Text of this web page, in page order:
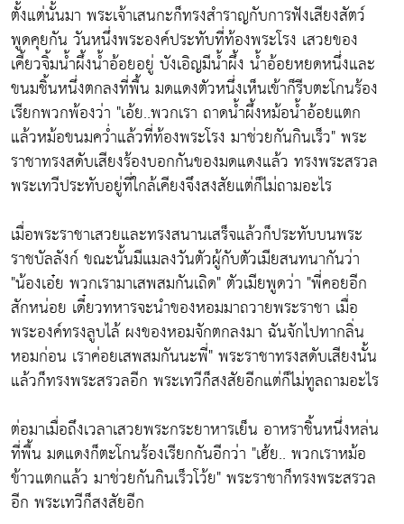
ตั้งแต่นั้นมา พระเจ้าเสนกะก็ทรงสำราญกับการฟังเสียงสัตว์
พูดคุยกัน วันหนึ่งพระองค์ประทับที่ท้องพระโรง เสวยของ
เคี้ยวจิ้มน้ำผึ้งน้ำอ้อยอยู่ บังเอิญมีน้ำผึ้ง น้ำอ้อยหยดหนึ่งและ
ขนมชิ้นหนึ่งตกลงที่พื้น มดแดงตัวหนึ่งเห็นเข้าก็รีบตะโกนร้อง
เรียกพวกพ้องว่า "เอ้ย..พวกเรา ถาดน้ำผึ้งหม้อน้ำอ้อยแตก
แล้วหม้อขนมคว่ำแล้วที่ท้องพระโรง มาช่วยกันกินเร็ว" พระ
ราชาทรงสดับเสียงร้องบอกกันของมดแดงแล้ว ทรงพระสรวล
พระเทวีประทับอยู่ที่ใกล้เคียงจึงสงสัยแต่ก็ไม่ถามอะไร
เมื่อพระราชาเสวยและทรงสนานเสร็จแล้วก็ประทับบนพระ
ราชบัลลังก์ ขณะนั้นมีแมลงวันตัวผู้กับตัวเมียสนทนากันว่า
"น้องเอ๋ย พวกเรามาเสพสมกันเถิด" ตัวเมียพูดว่า "พี่คอยอีก
สักหน่อย เดี๋ยวทหารจะนำของหอมมาถวายพระราชา เมื่อ
พระองค์ทรงลูบไล้ ผงของหอมจักตกลงมา ฉันจักไปทากลิ่น
หอมก่อน เราค่อยเสพสมกันนะพี่" พระราชาทรงสดับเสียงนั้น
แล้วก็ทรงพระสรวลอีก พระเทวีก็สงสัยอีกแต่ก็ไม่ทูลถามอะไร
ต่อมาเมื่อถึงเวลาเสวยพระกระยาหารเย็น อาหราชิ้นหนึ่งหล่น
ที่พื้น มดแดงก็ตะโกนร้องเรียกกันอีกว่า "เฮ้ย.. พวกเราหม้อ
ข้าวแตกแล้ว มาช่วยกันกินเร็วโว้ย" พระราชาก็ทรงพระสรวล
อีก พระเทวีก็สงสัยอีก